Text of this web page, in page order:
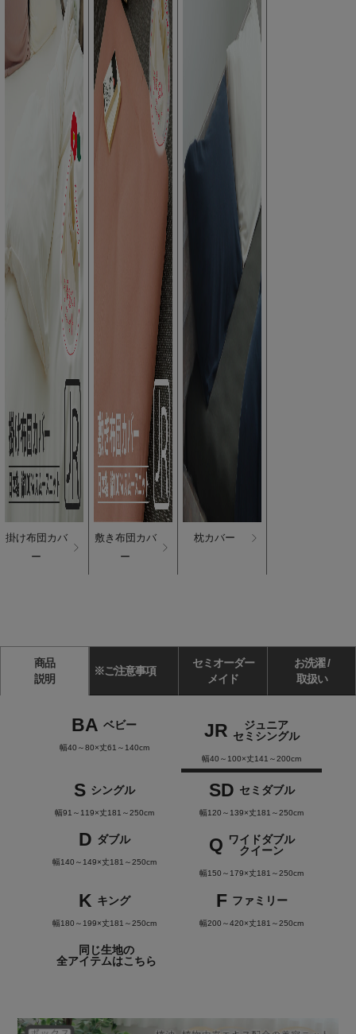
掛け布団カバ
ー
敷き布団カバ
ー
枕カバー
商品
説明
※ご注意事項
セミオーダー
メイド
お洗濯 /
取扱い
BA ベビー
幅40～80×丈61～140cm
JR
ジュニア
セミシングル
幅40～100×丈141～200cm
S シングル
幅91～119×丈181～250cm
SD セミダブル
幅120～139×丈181～250cm
D ダブル
幅140～149×丈181～250cm
Q ワイドダブル
クイーン
幅150～179×丈181～250cm
K キング
幅180～199×丈181～250cm
F ファミリー
幅200～420×丈181～250cm
同じ生地の
全アイテムはこちら